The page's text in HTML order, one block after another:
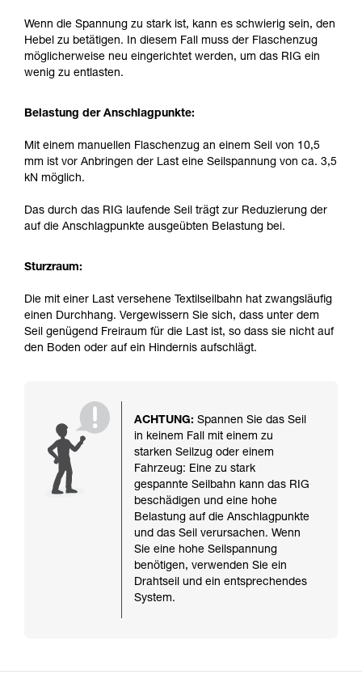
Wenn die Spannung zu stark ist, kann es schwierig sein, den
Hebel zu betätigen. In diesem Fall muss der Flaschenzug
möglicherweise neu eingerichtet werden, um das RIG ein
wenig zu entlasten.
Belastung der Anschlagpunkte:
Mit einem manuellen Flaschenzug an einem Seil von 10,5
mm ist vor Anbringen der Last eine Seilspannung von ca. 3,5
kN möglich.
Das durch das RIG laufende Seil trägt zur Reduzierung der
auf die Anschlagpunkte ausgeübten Belastung bei.
Sturzraum:
Die mit einer Last versehene Textilseilbahn hat zwangsläufig
einen Durchhang. Vergewissern Sie sich, dass unter dem
Seil genügend Freiraum für die Last ist, so dass sie nicht auf
den Boden oder auf ein Hindernis aufschlägt.
ACHTUNG: Spannen Sie das Seil
in keinem Fall mit einem zu
starken Seilzug oder einem
Fahrzeug: Eine zu stark
gespannte Seilbahn kann das RIG
beschädigen und eine hohe
Belastung auf die Anschlagpunkte
und das Seil verursachen. Wenn
Sie eine hohe Seilspannung
benötigen, verwenden Sie ein
Drahtseil und ein entsprechendes
System.